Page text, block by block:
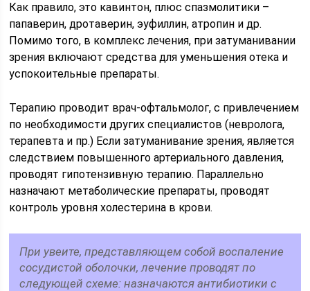
Как правило, это кавинтон, плюс спазмолитики –
папаверин, дротаверин, эуфиллин, атропин и др.
Помимо того, в комплекс лечения, при затуманивании
зрения включают средства для уменьшения отека и
успокоительные препараты.
Терапию проводит врач-офтальмолог, с привлечением
по необходимости других специалистов (невролога,
терапевта и пр.) Если затуманивание зрения, является
следствием повышенного артериального давления,
проводят гипотензивную терапию. Параллельно
назначают метаболические препараты, проводят
контроль уровня холестерина в крови.
При увеите, представляющем собой воспаление
сосудистой оболочки, лечение проводят по
следующей схеме: назначаются антибиотики с